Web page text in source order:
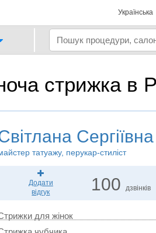
Українська
стрижка в
Сергіївна
татуажу, перукар-стиліст
Додати
відгук
100 дзвінків
для жінок